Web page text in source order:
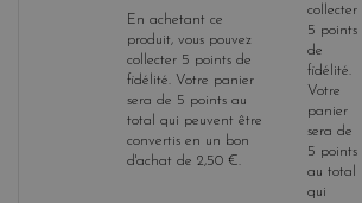
En achetant ce
produit, vous pouvez
collecter 5 points de
fidélité. Votre panier
sera de 5 points au
total qui peuvent être
convertis en un bon
d'achat de 2,50 €.
collecter
5 points
de
fidélité.
Votre
panier
sera de
5 points
au total
qui